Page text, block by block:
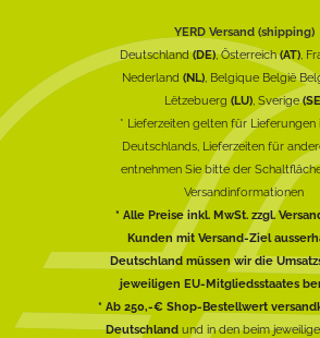
YERD Versand (shipping)
Deutschland(DE), Österreich(AT),
Nederland (NL), Belgique België
Lëtzebuerg (LU), Sverige
* Lieferzeiten gelten für Lieferungen
Deutschlands, Lieferzeiten für
entnehmen Sie bitte der
Versandinformationen
* Alle Preise inkl. MwSt. zzgl.
Kunden mit Versand-Ziel
Deutschland müssen wir die
jeweiligen EU-Mitgliedsstaates
* Ab 250,-€ Shop-Bestellwert
Deutschlandund in den beim